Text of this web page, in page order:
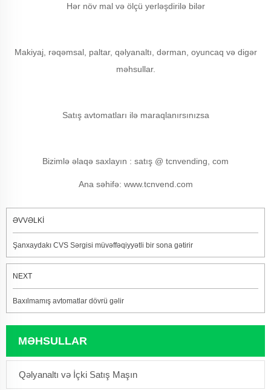
Hər növ mal və ölçü yerləşdirilə bilər
Makiyaj, rəqəmsal, paltar, qəlyanaltı, dərman, oyuncaq və digər
məhsullar.
Satış avtomatları ilə maraqlanırsınızsa
Bizimlə əlaqə saxlayın : satış @ tcnvending, com
Ana səhifə: www.tcnvend.com
ƏVVƏLKİ
Şanxaydakı CVS Sərgisi müvəffəqiyyətli bir sona gətirir
NEXT
Baxılmamış avtomatlar dövrü gəlir
MƏHSULLAR
Qəlyanaltı və İçki Satış Maşın